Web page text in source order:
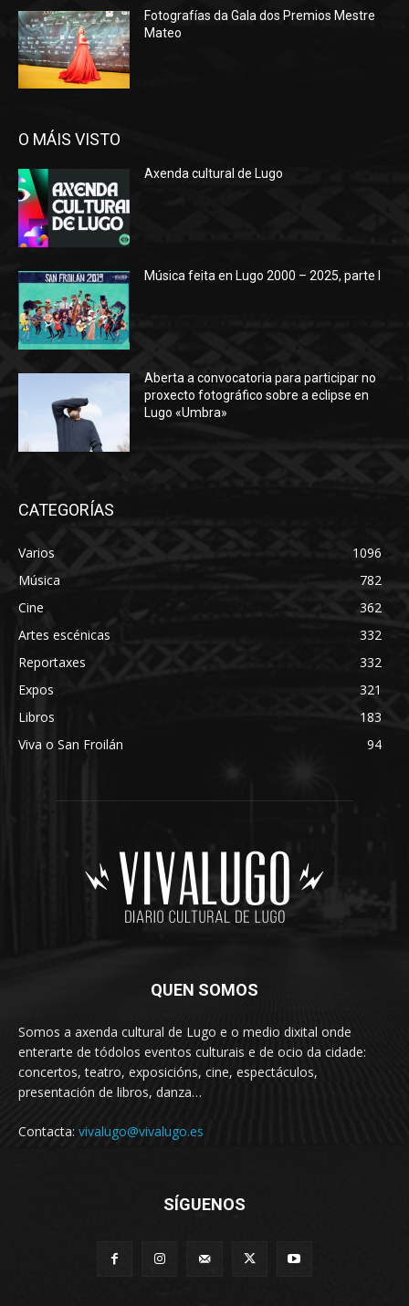
Fotografías da Gala dos Premios Mestre
Mateo
O MÁIS VISTO
Axenda cultural de Lugo
Música feita en Lugo 2000 – 2025, parte I
Aberta a convocatoria para participar no
proxecto fotográfico sobre a eclipse en
Lugo «Umbra»
CATEGORÍAS
Varios
1096
Música
782
Cine
362
Artes escénicas
332
Reportaxes
332
Expos
321
Libros
183
Viva o San Froilán
94
QUEN SOMOS
Somos a axenda cultural de Lugo e o medio dixital onde
enterarte de tódolos eventos culturais e de ocio da cidade:
concertos, teatro, exposicións, cine, espectáculos,
presentación de libros, danza…
Contacta: vivalugo@vivalugo.es
SÍGUENOS